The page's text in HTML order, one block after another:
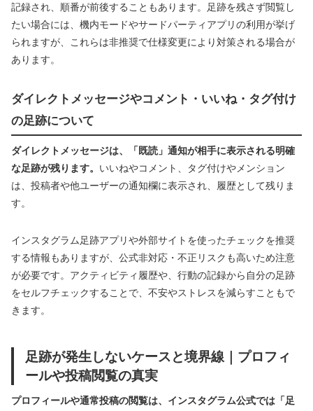
記録され、順番が前後することもあります。足跡を残さず閲覧し
たい場合には、機内モードやサードパーティアプリの利用が挙げ
られますが、これらは非推奨で仕様変更により対策される場合が
あります。
ダイレクトメッセージやコメント・いいね・タグ付け
の足跡について
ダイレクトメッセージは、「既読」通知が相手に表示される明確
な足跡が残ります。 いいねやコメント、タグ付けやメンション
は、投稿者や他ユーザーの通知欄に表示され、履歴として残りま
す。
インスタグラム足跡アプリや外部サイトを使ったチェックを推奨
する情報もありますが、公式非対応・不正リスクも高いため注意
が必要です。アクティビティ履歴や、行動の記録から自分の足跡
をセルフチェックすることで、不安やストレスを減らすこともで
きます。
足跡が発生しないケースと境界線｜プロフィ
ールや投稿閲覧の真実
プロフィールや通常投稿の閲覧は、インスタグラム公式では「足